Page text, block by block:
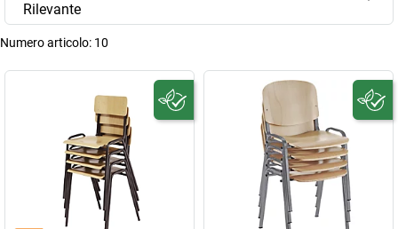
Rilevante
Numero articolo: 10